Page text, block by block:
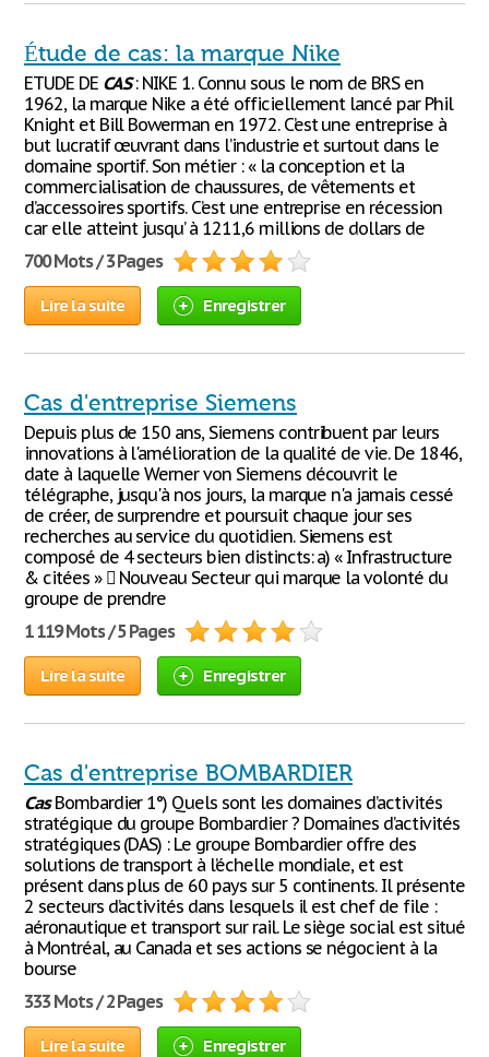
Étude de cas: la marque Nike
ETUDE DE CAS: NIKE 1. Connu sous le nom de BRS en
1962, la marque Nike a été officiellement lancé par Phil
Knight et Bill Bowerman en 1972. C’est une entreprise à
but lucratif œuvrant dans l’industrie et surtout dans le
domaine sportif. Son métier : « la conception et la
commercialisation de chaussures, de vêtements et
d’accessoires sportifs. C’est une entreprise en récession
car elle atteint jusqu’ à 1211,6 millions de dollars de
700 Mots / 3 Pages
Lire la suite Enregistrer
Cas d'entreprise Siemens
Depuis plus de 150 ans, Siemens contribuent par leurs
innovations à l'amélioration de la qualité de vie. De 1846,
date à laquelle Werner von Siemens découvrit le
télégraphe, jusqu'à nos jours, la marque n'a jamais cessé
de créer, de surprendre et poursuit chaque jour ses
recherches au service du quotidien. Siemens est
composé de 4 secteurs bien distincts: a) « Infrastructure
& citées »  Nouveau Secteur qui marque la volonté du
groupe de prendre
1 119 Mots / 5 Pages
Lire la suite Enregistrer
Cas d'entreprise BOMBARDIER
CasBombardier 1°) Quels sont les domaines d’activités
stratégique du groupe Bombardier ? Domaines d’activités
stratégiques (DAS) : Le groupe Bombardier offre des
solutions de transport à l’échelle mondiale, et est
présent dans plus de 60 pays sur 5 continents. Il présente
2 secteurs d’activités dans lesquels il est chef de file :
aéronautique et transport sur rail. Le siège social est situé
à Montréal, au Canada et ses actions se négocient à la
bourse
333 Mots / 2 Pages
Lire la suite Enregistrer